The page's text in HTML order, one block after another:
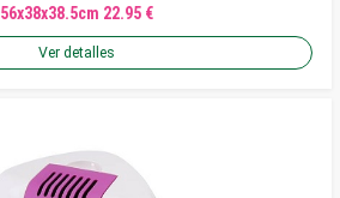
56x38x38.5cm 22.95 €
Ver detalles